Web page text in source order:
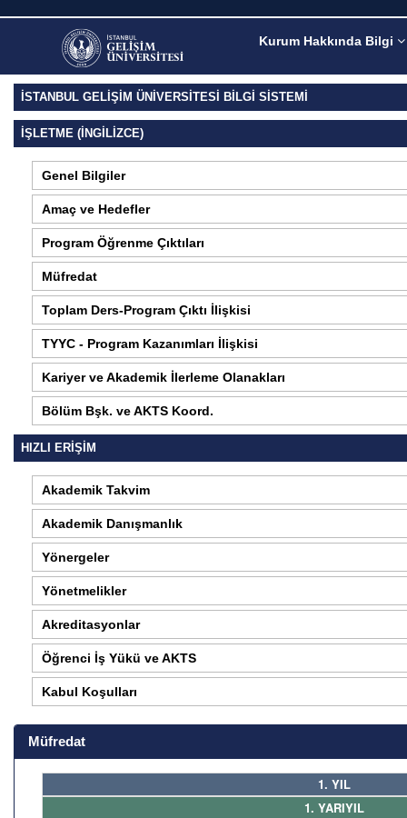
Kurum Hakkında Bilgi
İSTANBUL GELİŞİM ÜNİVERSİTESİ BİLGİ SİSTEMİ
İŞLETME (İNGILIZCE)
Genel Bilgiler
Amaç ve Hedefler
Program Öğrenme Çıktıları
Müfredat
Toplam Ders-Program Çıktı İlişkisi
TYYC - Program Kazanımları İlişkisi
Kariyer ve Akademik İlerleme Olanakları
Bölüm Bşk. ve AKTS Koord.
HIZLI ERİŞİM
Akademik Takvim
Akademik Danışmanlık
Yönergeler
Yönetmelikler
Akreditasyonlar
Öğrenci İş Yükü ve AKTS
Kabul Koşulları
Müfredat
1. YIL
1. YARIYIL